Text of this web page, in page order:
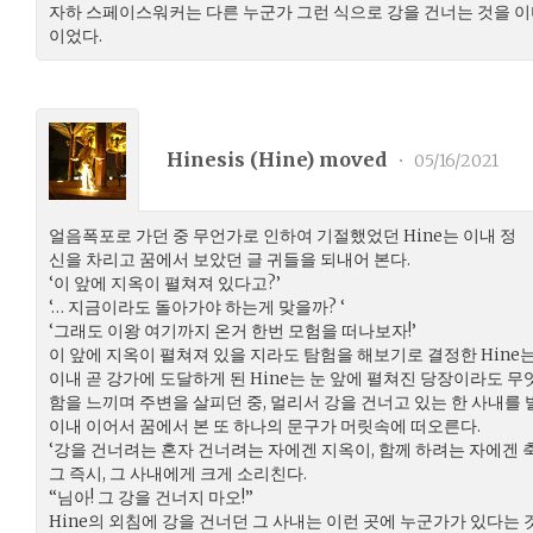
자하 스페이스워커는 다른 누군가 그런 식으로 강을 건너는 것을
이었다.
Hinesis (Hine) moved • 05/16/2021
얼음폭포로 가던 중 무언가로 인하여 기절했었던 Hine는 이내 정
신을 차리고 꿈에서 보았던 글 귀들을 되내어 본다.
‘이 앞에 지옥이 펼쳐져 있다고?’
‘… 지금이라도 돌아가야 하는게 맞을까? ‘
‘그래도 이왕 여기까지 온거 한번 모험을 떠나보자!’
이 앞에 지옥이 펼쳐져 있을 지라도 탐험을 해보기로 결정한 Hine
이내 곧 강가에 도달하게 된 Hine는 눈 앞에 펼쳐진 당장이라도 무
함을 느끼며 주변을 살피던 중, 멀리서 강을 건너고 있는 한 사내를
이내 이어서 꿈에서 본 또 하나의 문구가 머릿속에 떠오른다.
‘강을 건너려는 혼자 건너려는 자에겐 지옥이, 함께 하려는 자에겐
그 즉시, 그 사내에게 크게 소리친다.
“님아! 그 강을 건너지 마오!”
Hine의 외침에 강을 건너던 그 사내는 이런 곳에 누군가가 있다는